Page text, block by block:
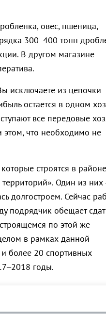
овес, пшеница,
300–400 тонн
В другом магазине
исключаете из цепочки
остается в одном
все передовые
этом, что необходимо не
строятся в
Один из них
долгостроем. Сейчас
подрядчик обещает
по этой же
в рамках данной
более 20 спортивных
годы.